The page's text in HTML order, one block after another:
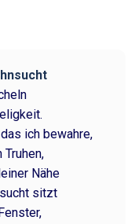
ich bewahre,
Nähe
sitzt